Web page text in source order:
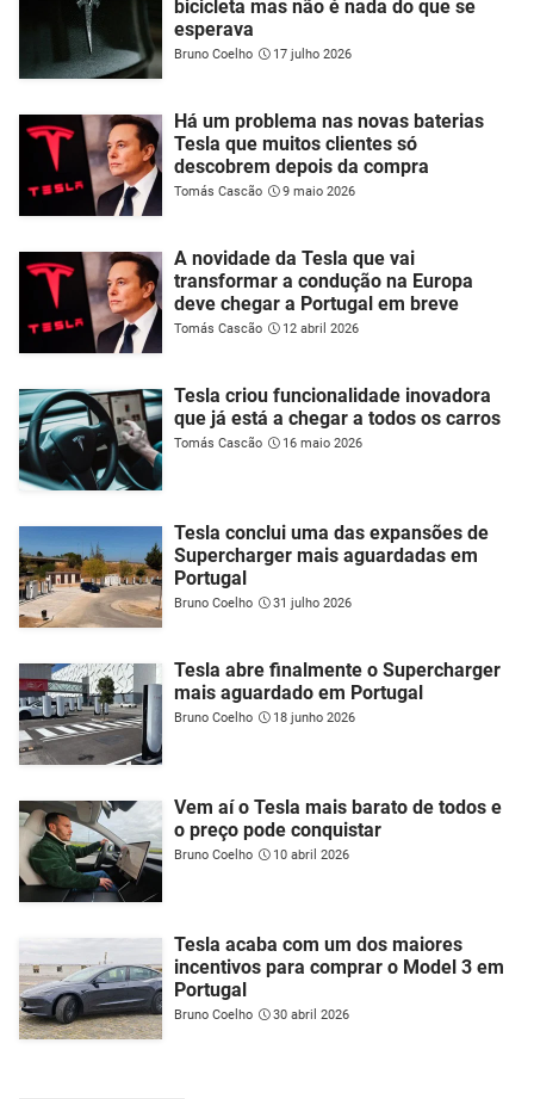
bicicleta mas não é nada do que se
esperava
Bruno Coelho 17 julho 2026
Há um problema nas novas baterias
Tesla que muitos clientes só
descobrem depois da compra
Tomás Cascão 9 maio 2026
A novidade da Tesla que vai
transformar a condução na Europa
deve chegar a Portugal em breve
Tomás Cascão 12 abril 2026
Tesla criou funcionalidade inovadora
que já está a chegar a todos os carros
Tomás Cascão 16 maio 2026
Tesla conclui uma das expansões de
Supercharger mais aguardadas em
Portugal
Bruno Coelho 31 julho 2026
Tesla abre finalmente o Supercharger
mais aguardado em Portugal
Bruno Coelho 18 junho 2026
Vem aí o Tesla mais barato de todos e
o preço pode conquistar
Bruno Coelho 10 abril 2026
Tesla acaba com um dos maiores
incentivos para comprar o Model 3 em
Portugal
Bruno Coelho 30 abril 2026